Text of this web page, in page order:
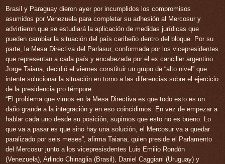
Brasil y Paraguay dieron ayer por incumplidos los compromisos
asumidos por Venezuela para completar su adhesión al Mercosur y
advirtieron que se estudiará la aplicación de medidas jurídicas que
pueden cambiar la situación del país caribeño dentro del bloque. Por su
parte, la Mesa Directiva del Parlasur, conformada por los vicepresidentes
que representan a cada país y encabezada por el ex canciller argentino
Jorge Taiana, decidió el viernes constituir un grupo de “alto nivel” que
intente solucionar la situación en torno a las diferencias sobre el ejercicio
de la presidencia pro témpore.
“El problema que vimos en la Mesa Directiva es que todo esto es un
daño grande a la integración y en eso coincidimos. En vez de empezar a
hablar cada uno desde su posición, supimos que esto no es bueno. Lo
que va a pasar es que sino hay una solución, el Mercosur va a quedar
paralizado por seis meses”, afirma Taiana, quien preside el Parlamento
del Mercosur junto a los vicepresisdentes Luis Emilio Rondón
(Venezuela), Arlindo Chinaglia (Brasil), Daniel Caggiani (Uruguay) y